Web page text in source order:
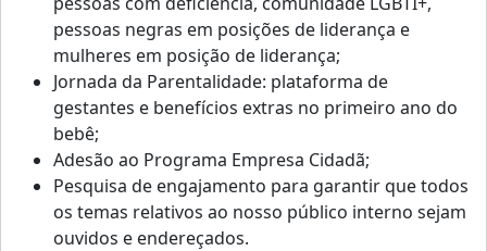
pessoas negras em posições de liderança e
mulheres em posição de liderança;
Jornada da Parentalidade: plataforma de
gestantes e benefícios extras no primeiro ano do
bebê;
Adesão ao Programa Empresa Cidadã;
Pesquisa de engajamento para garantir que todos
os temas relativos ao nosso público interno sejam
ouvidos e endereçados.